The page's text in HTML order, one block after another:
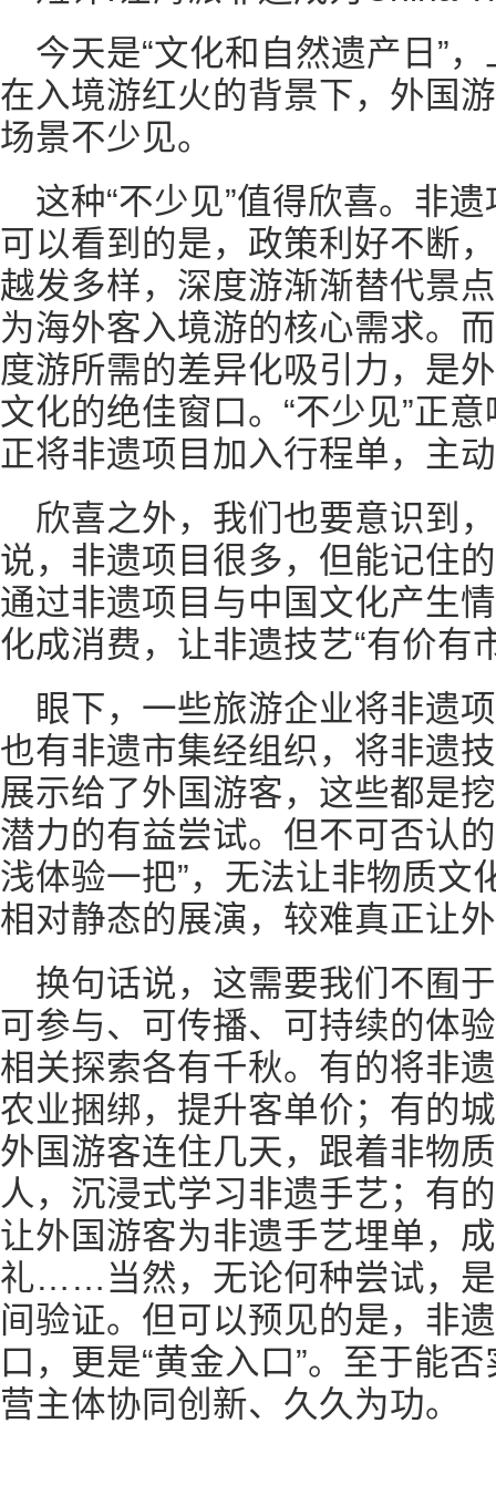
今天是“文化和自然遗产日”
在入境游红火的背景下，外国
场景不少见。
这种“不少见”值得欣喜。非
可以看到的是，政策利好不断
越发多样，深度游渐渐替代景
为海外客入境游的核心需求。
度游所需的差异化吸引力，是
文化的绝佳窗口。“不少见”正
正将非遗项目加入行程单，主
欣喜之外，我们也要意识到
说，非遗项目很多，但能记住
通过非遗项目与中国文化产生
化成消费，让非遗技艺“有价有
眼下，一些旅游企业将非遗
也有非遗市集经组织，将非遗
展示给了外国游客，这些都是
潜力的有益尝试。但不可否认
浅体验一把”，无法让非物质文
相对静态的展演，较难真正让
换句话说，这需要我们不囿
可参与、可传播、可持续的体
相关探索各有千秋。有的将非
农业捆绑，提升客单价；有的
外国游客连住几天，跟着非物
人，沉浸式学习非遗手艺；有
让外国游客为非遗手艺埋单，
礼……当然，无论何种尝试，
间验证。但可以预见的是，非
口，更是“黄金入口”。至于能
营主体协同创新、久久为功。